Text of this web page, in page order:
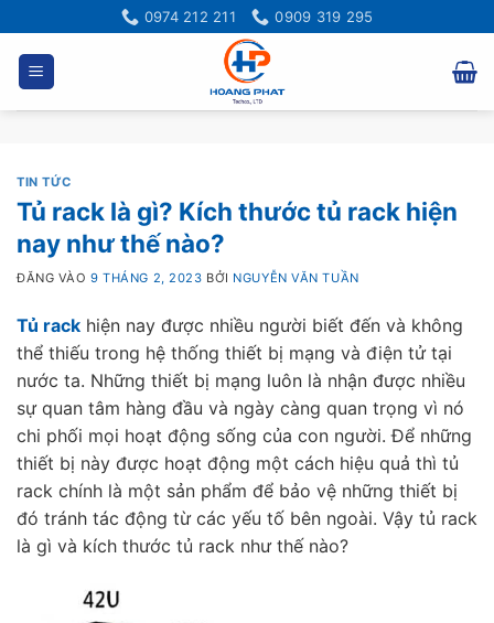
qua
dung
0974 212 211 0909 319 295
TIN TỨC
Tủ rack là gì? Kích thước tủ rack hiện
nay như thế nào?
ĐĂNG VÀO9 THÁNG 2, 2023 BỞI NGUYỄN VĂN TUẦN
Tủ rack hiện nay được nhiều người biết đến và không
thể thiếu trong hệ thống thiết bị mạng và điện tử tại
nước ta. Những thiết bị mạng luôn là nhận được nhiều
sự quan tâm hàng đầu và ngày càng quan trọng vì nó
chi phối mọi hoạt động sống của con người. Để những
thiết bị này được hoạt động một cách hiệu quả thì tủ
rack chính là một sản phẩm để bảo vệ những thiết bị
đó tránh tác động từ các yếu tố bên ngoài. Vậy tủ rack
là gì và kích thước tủ rack như thế nào?